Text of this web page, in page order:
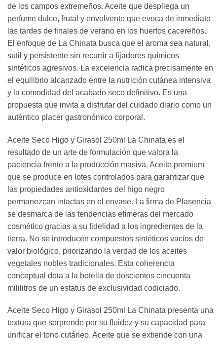
de los campos extremeños. Aceite que despliega un
perfume dulce, frutal y envolvente que evoca de inmediato
las tardes de finales de verano en los huertos cacereños.
El enfoque de La Chinata busca que el aroma sea natural,
sutil y persistente sin recurrir a fijadores químicos
sintéticos agresivos. La excelencia radica precisamente en
el equilibrio alcanzado entre la nutrición cutánea intensiva
y la comodidad del acabado seco definitivo. Es una
propuesta que invita a disfrutar del cuidado diario como un
auténtico placer gastronómico corporal.
Aceite Seco Higo y Girasol 250ml La Chinata es el
resultado de un arte de formulación que valora la
paciencia frente a la producción masiva. Aceite premium
que se produce en lotes controlados para garantizar que
las propiedades antioxidantes del higo negro
permanezcan intactas en el envase. La firma de Plasencia
se desmarca de las tendencias efímeras del mercado
cosmético gracias a su fidelidad a los ingredientes de la
tierra. No se introducen compuestos sintéticos vacíos de
valor biológico, priorizando la verdad de los aceites
vegetales nobles tradicionales. Esta coherencia
conceptual dota a la botella de doscientos cincuenta
mililitros de un estatus de exclusividad codiciado.
Aceite Seco Higo y Girasol 250ml La Chinata presenta una
textura que sorprende por su fluidez y su capacidad para
unificar el tono cutáneo. Aceite que se extiende con una